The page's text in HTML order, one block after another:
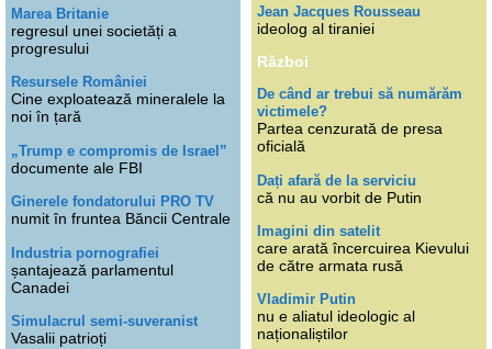
Marea Britanie
regresul unei societăți a
progresului
Resursele României
Cine exploatează mineralele la
noi în țară
„Trump e compromis de Israel”
documente ale FBI
Ginerele fondatorului PRO TV
numit în fruntea Băncii Centrale
Industria pornografiei
șantajează parlamentul
Canadei
Simulacrul semi-suveranist
Vasalii patrioți
Jean Jacques Rousseau
ideolog al tiraniei
Război
De când ar trebui să numărăm
victimele?
Partea cenzurată de presa
oficială
Dați afară de la serviciu
că nu au vorbit de Putin
Imagini din satelit
care arată încercuirea Kievului
de către armata rusă
Vladimir Putin
nu e aliatul ideologic al
naționaliștilor